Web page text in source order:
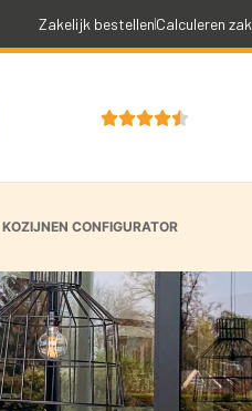
Zakelijk bestellenCalculeren

KOZIJNEN CONFIGURATOR